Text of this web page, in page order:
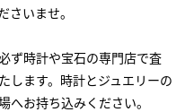
いませ。
ず時計や宝石の専門店で査
します。時計とジュエリーの
へお持ち込みください。